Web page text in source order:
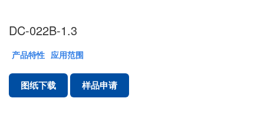
DC-022B-1.3
产品特性 应用范围
图纸下载 样品申请